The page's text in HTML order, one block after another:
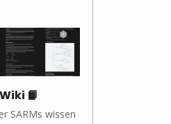
📙
SARMs wissen